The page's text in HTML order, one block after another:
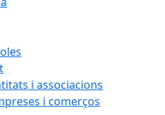
i associacions
i comerços